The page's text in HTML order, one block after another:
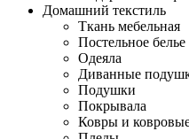
Домашний текстиль
Ткань мебельная
Постельное белье
Одеяла
Диванные
Подушки
Покрывала
Ковры и